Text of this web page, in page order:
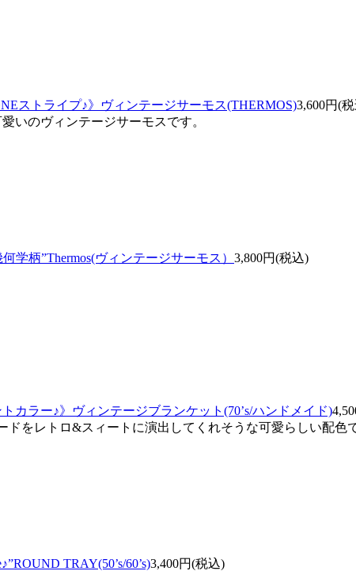
ストライプ♪》ヴィンテージサーモス(THERMOS)3,600円(
いのヴィンテージサーモスです。
柄”Thermos(ヴィンテージサーモス） 3,800円(税込)
カラー♪》ヴィンテージブランケット(70’s/ハンドメイド)
をレトロ&スィートに演出してくれそうな可愛らしい配色
TRAY(50’s/60’s)3,400円(税込)